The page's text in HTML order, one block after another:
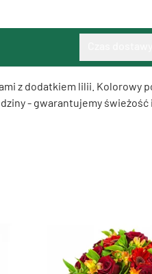
z dodatkiem lilii. Kolorowy
- gwarantujemy świeżość